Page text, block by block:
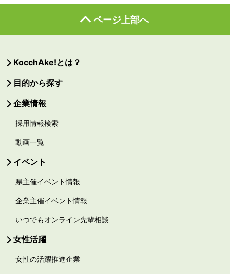
ページ上部へ
KocchAke!とは？
目的から探す
企業情報
採用情報検索
動画一覧
イベント
県主催イベント情報
企業主催イベント情報
いつでもオンライン先輩相談
女性活躍
女性の活躍推進企業